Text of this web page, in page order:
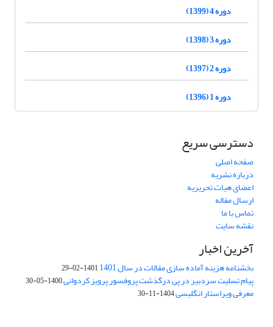
دوره 4 (1399)
دوره 3 (1398)
دوره 2 (1397)
دوره 1 (1396)
دسترسی سریع
صفحه اصلی
درباره نشریه
اعضای هیات تحریریه
ارسال مقاله
تماس با ما
نقشه سایت
آخرین اخبار
بخشنامه هزینه آماده سازی مقالات در سال 1401 1401-02-29
پیام تسلیت سردبیر در پی درگذشت پروفسور پرویز کردوانی1400-05-30
معرفی ویراستار انگلیسی1404-11-30